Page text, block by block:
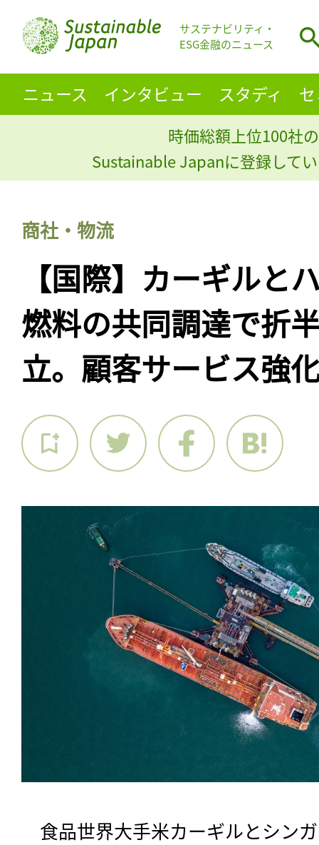
サステナビリティ・
ESG金融のニュース
ニュース インタビュー スタディ
時価総額上位100社
Sustainable Japanに登録して
商社・物流
【国際】カーギルと
燃料の共同調達で折
立。顧客サービス強
食品世界大手米カーギルとシン